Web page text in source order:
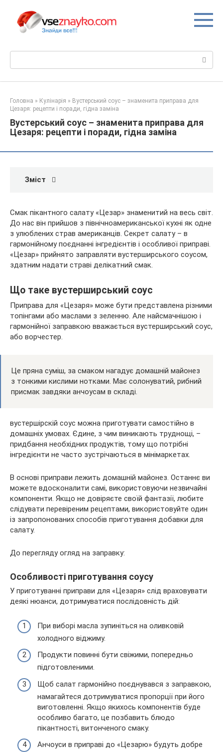
вмісту
Головна » Кулінарія » Вустерський соус – знаменита приправа для
Цезаря: рецепти і поради, гідна заміна
Вустерський соус – знаменита приправа для
Цезаря: рецепти і поради, гідна заміна
Зміст
Смак пікантного салату «Цезар» знаменитий на весь світ.
До нас він прийшов з північноамериканської кухні як одне
з улюблених страв американців. Секрет салату – в
гармонійному поєднанні інгредієнтів і особливої ​​приправі.
«Цезар» прийнято заправляти вустерширського соусом,
здатним надати страві делікатний смак.
Що таке вустерширський соус
Приправа для «Цезаря» може бути представлена ​​різними
топінгами або маслами з зеленню. Але найсмачнішою і
гармонійної заправкою вважається вустерширський соус,
або ворчестер.
Це пряна суміш, за смаком нагадує домашній майонез
з тонкими кислими нотками. Має солонуватий, рибний
присмак завдяки анчоусам в складі.
вустершірскій соус можна приготувати самостійно в
домашніх умовах. Єдине, з чим виникають труднощі, –
придбання необхідних продуктів, тому що потрібні
інгредієнти не часто зустрічаються в мінімаркетах.
В основі приправи лежить домашній майонез. Останнє ви
можете вдосконалити самі, використовуючи незвичайні
компоненти. Якщо не довіряєте своїй фантазії, любите
слідувати перевіреним рецептами, використовуйте один
із запропонованих способів приготування добавки для
салату.
До перегляду огляд на заправку:
Особливості приготування соусу
У приготуванні приправи для «Цезаря» слід враховувати
деякі нюанси, дотримуватися послідовність дій:
При виборі масла зупиніться на оливковій
холодного віджиму.
Продукти повинні бути свіжими, попередньо
підготовленими.
Щоб салат гармонійно поєднувався з заправкою,
намагайтеся дотримуватися пропорції при його
виготовленні. Якщо якихось компонентів буде
особливо багато, це позбавить блюдо
пікантності, витонченого смаку.
Анчоуси в приправі до «Цезарю» будуть добре